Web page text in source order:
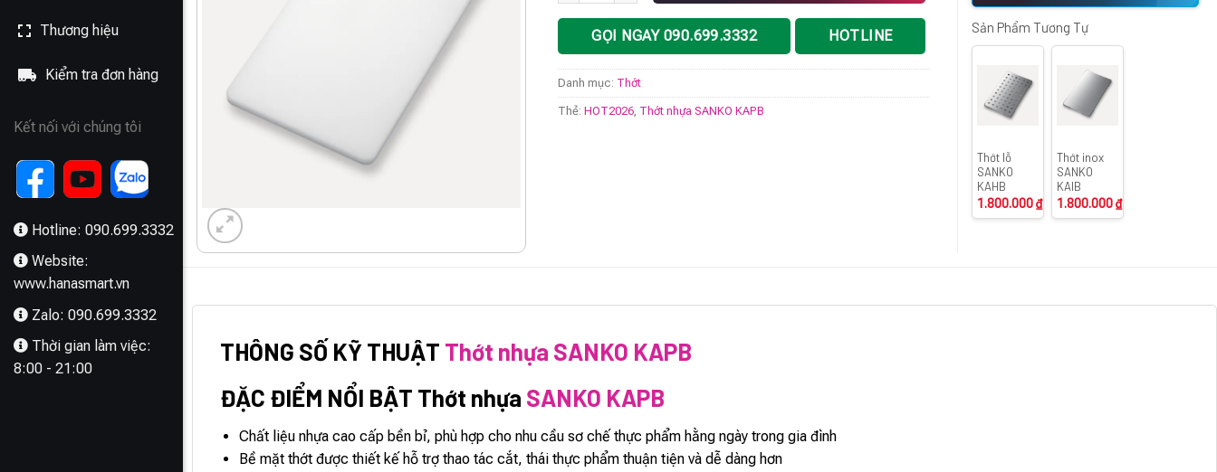
Thương hiệu
Kiểm tra đơn hàng
Kết nối với chúng tôi
Hotline: 090.699.3332
Website:
www.hanasmart.vn
Zalo: 090.699.3332
Thời gian làm việc:
8:00 - 21:00
GỌI NGAY 090.699.3332 HOTLINE
Danh mục: Thớt
Thẻ:HOT2026, Thớt nhựa SANKO KAPB
Sản Phẩm Tương Tự
Thớt lỗ
SANKO
KAHB
1.800.000₫
Thớt inox
SANKO
KAIB
1.800.000₫
MÔ TẢ
THÔNG SỐ KỸ THUẬT Thớt nhựa SANKO KAPB
ĐẶC ĐIỂM NỔI BẬT Thớt nhựa SANKO KAPB
Chất liệu nhựa cao cấp bền bỉ, phù hợp cho nhu cầu sơ chế thực phẩm hằng ngày trong gia đình
Bề mặt thớt được thiết kế hỗ trợ thao tác cắt, thái thực phẩm thuận tiện và dễ dàng hơn